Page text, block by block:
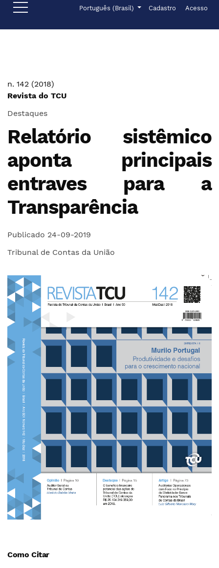
Ir para o menu de navegação principal
Ir para o conteúdo principal
Ir para o rodapé Idioma
Português (Brasil)
Menu de Cadastro Acesso
n. 142 (2018)
Revista do TCU
Destaques
Relatório sistêmico
aponta principais
entraves para a
Transparência
Publicado 24-09-2019
Tribunal de Contas da União
Como Citar